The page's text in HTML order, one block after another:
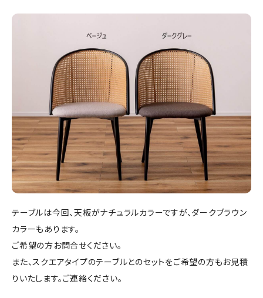
テーブルは今回、天板がナチュラルカラーですが、ダークブラウン
カラーもあります。
ご希望の方お問合せください。
また、スクエアタイプのテーブルとのセットをご希望の方もお見積
りいたします。ご連絡ください。